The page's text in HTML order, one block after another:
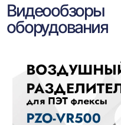
Видеообзоры
оборудования